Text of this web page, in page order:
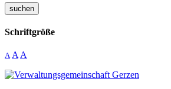
suchen
Schriftgröße
A A A